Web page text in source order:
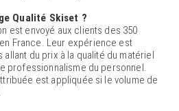
Qualité Skiset ?
est envoyé aux clients des 350
France. Leur expérience est
du prix à la qualité du matériel
professionnalisme du personnel.
est appliquée si le volume de